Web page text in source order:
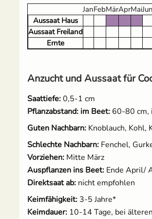
JanFebMärAprMaiJun
Aussaat Haus
Aussaat Freiland
Ernte
Anzucht und Aussaat für
Saattiefe:0,5-1 cm
Pflanzabstand: im Beet: 60-80 cm,
Guten Nachbarn: Knoblauch, Kohl,
Schlechte Nachbarn: Fenchel,
Vorziehen: Mitte März
Auspflanzen ins Beet: Ende April/
Direktsaat ab: nicht empfohlen
Keimfähigkeit: 3-5 Jahre*
Keimdauer: 10-14 Tage, bei
Spinat
Tomaten
Zucchini
Zuckermais
Zuckerschoten